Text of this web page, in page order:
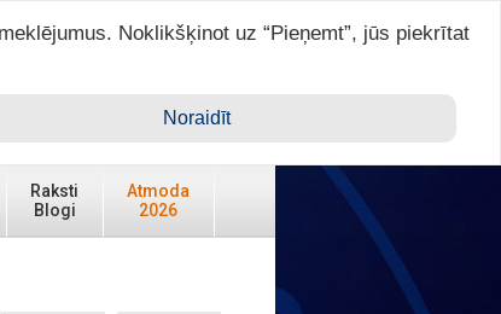
Ienākt ar ASTRO VIP >
Raksti
Blogi
Atmoda
2026
Noklikšķinot uz “Pieņemt”, jūs piekrītat
Noraidīt